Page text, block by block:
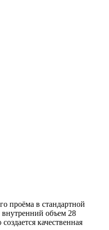
проёма в стандартной
объем 28
качественная